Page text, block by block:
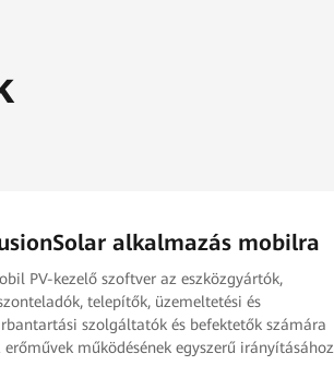
alkalmazás mobilra
PV-kezelő szoftver az eszközgyártók,
telepítők, üzemeltetési és
szolgáltatók és befektetők számára
erőművek működésének egyszerű irányításához